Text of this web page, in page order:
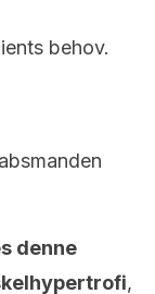
behov.
denne
,